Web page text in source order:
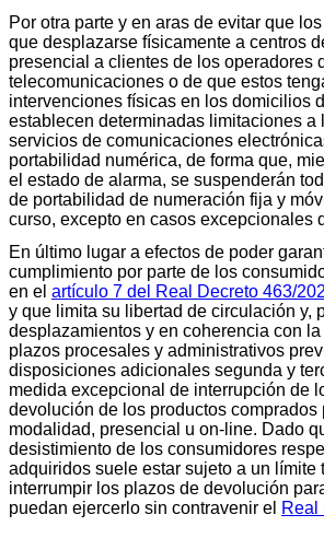
Por otra parte y en aras de evitar que
que desplazarse físicamente a centros
presencial a clientes de los operadores
telecomunicaciones o de que estos
intervenciones físicas en los domicilios
establecen determinadas limitaciones a
servicios de comunicaciones
portabilidad numérica, de forma que,
el estado de alarma, se suspenderán
de portabilidad de numeración fija y
curso, excepto en casos excepcionales
En último lugar a efectos de poder
cumplimiento por parte de los
en el artículo 7 del Real Decreto 463/
y que limita su libertad de circulación y,
desplazamientos y en coherencia con
plazos procesales y administrativos
disposiciones adicionales segunda y
medida excepcional de interrupción de
devolución de los productos comprados
modalidad, presencial u on-line. Dado
desistimiento de los consumidores
adquiridos suele estar sujeto a un límite
interrumpir los plazos de devolución
puedan ejercerlo sin contravenir el Real